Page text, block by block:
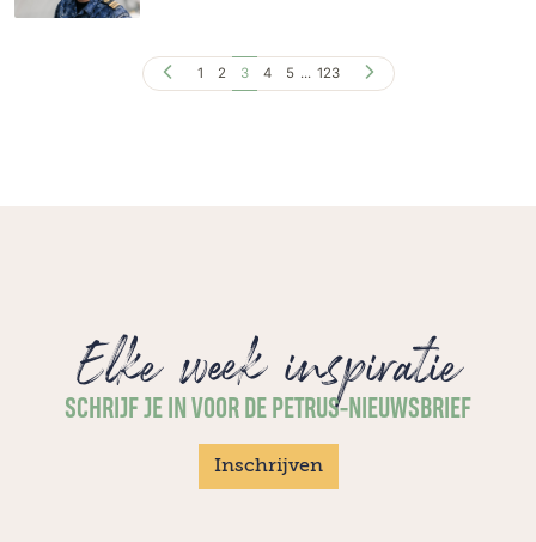
1 2 3 4 5 ... 123
Elke week inspiratie
SCHRIJF JE IN VOOR DE PETRUS-NIEUWSBRIEF
Inschrijven